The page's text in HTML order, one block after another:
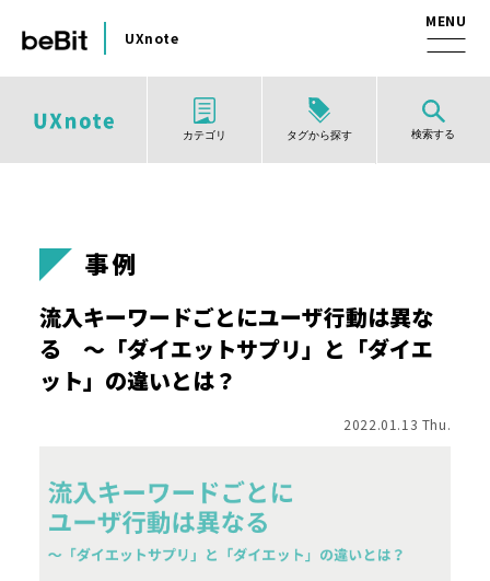
UXnote
カテゴリ タグから探す 検索する
事例
流入キーワードごとにユーザ行動は異な
る ～「ダイエットサプリ」と「ダイエ
ット」の違いとは？
2022.01.13 Thu.